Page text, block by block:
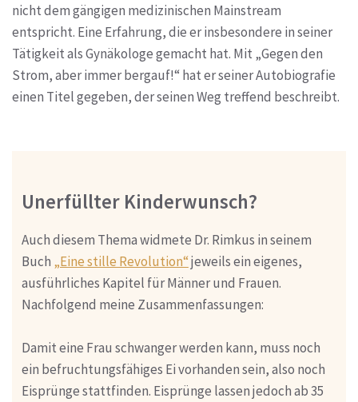
nicht dem gängigen medizinischen Mainstream
entspricht. Eine Erfahrung, die er insbesondere in seiner
Tätigkeit als Gynäkologe gemacht hat. Mit „Gegen den
Strom, aber immer bergauf!“ hat er seiner Autobiografie
einen Titel gegeben, der seinen Weg treffend beschreibt.
Unerfüllter Kinderwunsch?
Auch diesem Thema widmete Dr. Rimkus in seinem
Buch „Eine stille Revolution“jeweils ein eigenes,
ausführliches Kapitel für Männer und Frauen.
Nachfolgend meine Zusammenfassungen:
Damit eine Frau schwanger werden kann, muss noch
ein befruchtungsfähiges Ei vorhanden sein, also noch
Eisprünge stattfinden. Eisprünge lassen jedoch ab 35